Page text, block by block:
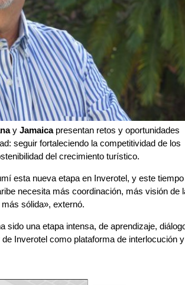
y Jamaicapresentan retos y oportunidades
seguir fortaleciendo la competitividad de los
del crecimiento turístico.
esta nueva etapa en Inverotel, y este
necesita más coordinación, más visión de
sólida», externó.
sido una etapa intensa, de aprendizaje,
Inverotel como plataforma de interlocución y